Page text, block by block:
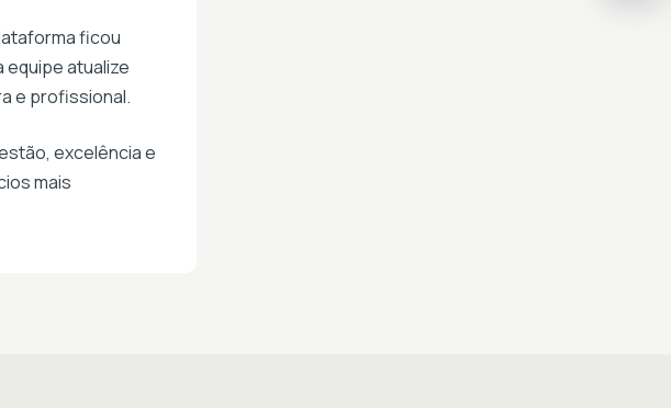
ficou
atualize
e profissional.
excelência e
mais